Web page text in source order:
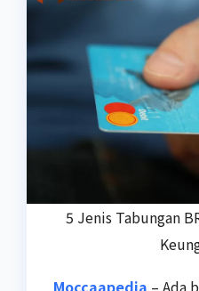
5 Jenis Tabungan
Moccaapedia – Ada